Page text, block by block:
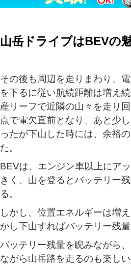
山岳ドライブはBEVの
その後も周辺を走りまわり、
を下るに従い航続距離は増え
産リーフで近隣の山々を走り
点で電欠直前となり、あと少
ったが下山した時には、余裕
た。
BEVは、エンジン車以上にア
きく、山を登るとバッテリー
る。
しかし、位置エネルギーは増
かし下山すればバッテリー残量
バッテリー残量を睨みながら
ながら山岳路を走るのも楽しい